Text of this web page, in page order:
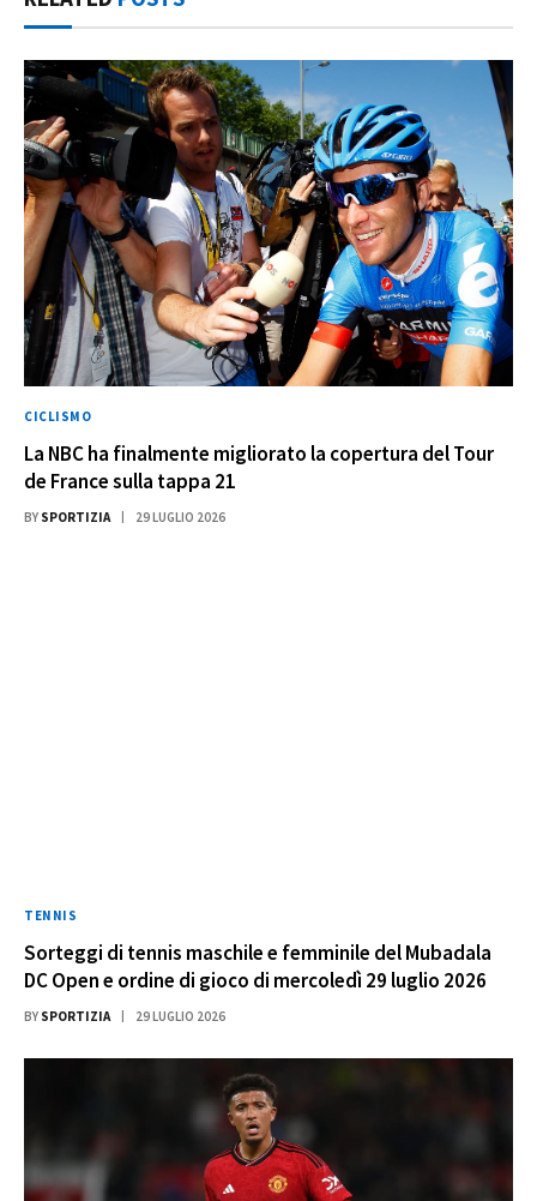
CICLISMO
La NBC ha finalmente migliorato la copertura del Tour
de France sulla tappa 21
BY SPORTIZIA 29 LUGLIO 2026
TENNIS
Sorteggi di tennis maschile e femminile del Mubadala
DC Open e ordine di gioco di mercoledì 29 luglio 2026
BY SPORTIZIA 29 LUGLIO 2026